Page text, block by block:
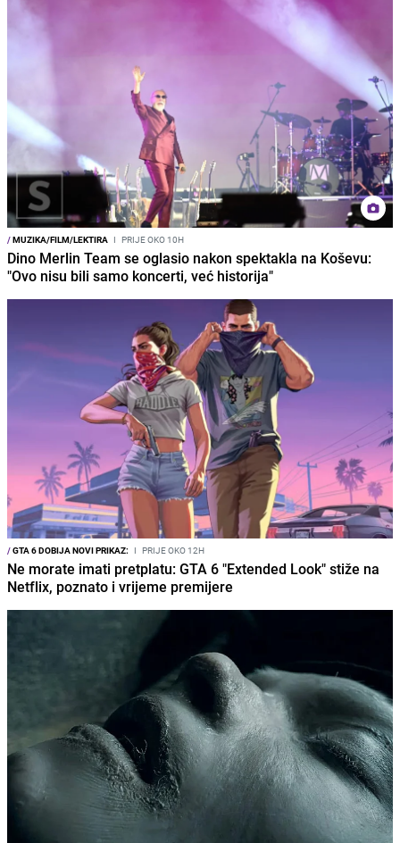
/MUZIKA/FILM/LEKTIRA I PRIJE OKO 10H
Dino Merlin Team se oglasio nakon spektakla na Koševu:
"Ovo nisu bili samo koncerti, već historija"
/GTA 6 DOBIJA NOVI PRIKAZ: I PRIJE OKO 12H
Ne morate imati pretplatu: GTA 6 "Extended Look" stiže na
Netflix, poznato i vrijeme premijere